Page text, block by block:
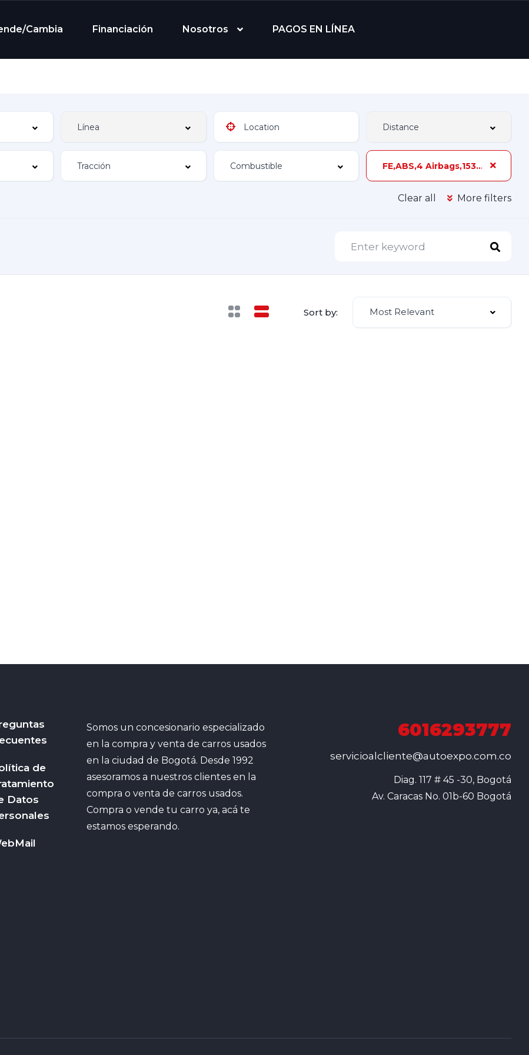
Cambia Financiación Nosotros PAGOS EN LÍNEA
FE,ABS,4 Airbags,153 hp,2 Dueños,Z-5A
Clear all More filters
Sort by: Most Relevant
de
Datos
Somos un concesionario especializado
en la compra y venta de carros usados
en la ciudad de Bogotá. Desde 1992
asesoramos a nuestros clientes en la
compra o venta de carros usados.
Compra o vende tu carro ya, acá te
estamos esperando.
6016293777
servicioalcliente@autoexpo.com.co
Diag. 117 # 45 -30, Bogotá
Av. Caracas No. 01b-60 Bogotá